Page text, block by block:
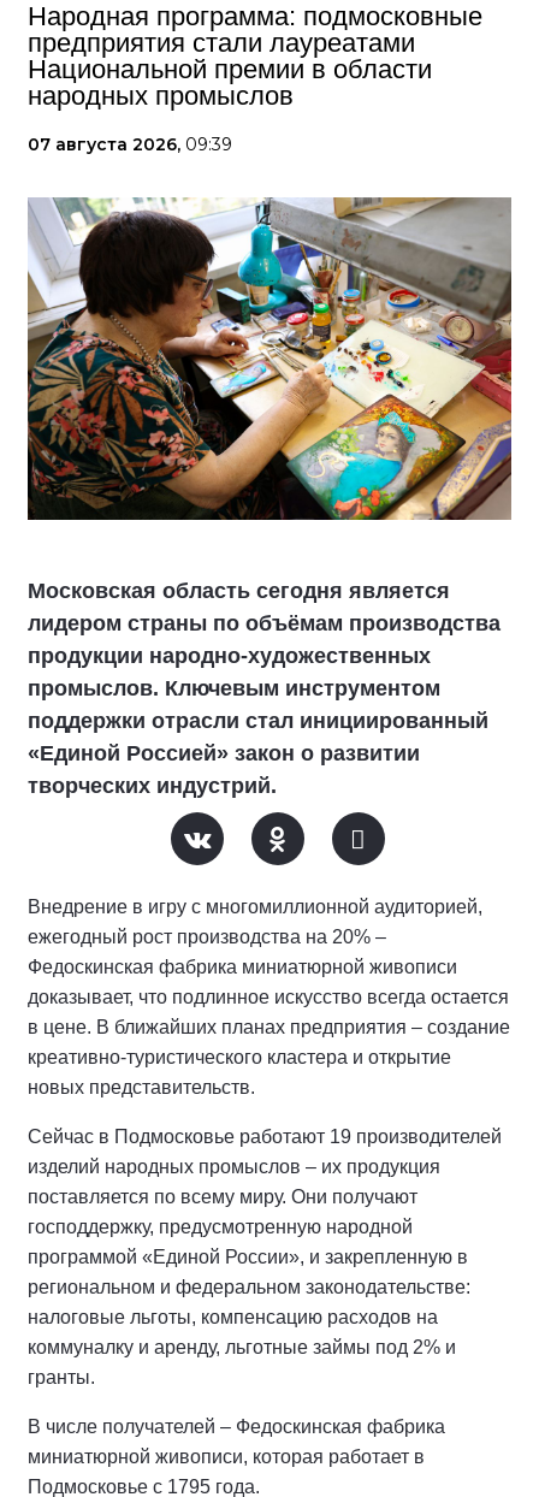
Народная программа: подмосковные
предприятия стали лауреатами
Национальной премии в области
народных промыслов
07 августа 2026, 09:39
Московская область сегодня является
лидером страны по объёмам производства
продукции народно-художественных
промыслов. Ключевым инструментом
поддержки отрасли стал инициированный
«Единой Россией» закон о развитии
творческих индустрий.
Внедрение в игру с многомиллионной аудиторией,
ежегодный рост производства на 20% –
Федоскинская фабрика миниатюрной живописи
доказывает, что подлинное искусство всегда остается
в цене. В ближайших планах предприятия – создание
креативно-туристического кластера и открытие
новых представительств.
Сейчас в Подмосковье работают 19 производителей
изделий народных промыслов – их продукция
поставляется по всему миру. Они получают
господдержку, предусмотренную народной
программой «Единой России», и закрепленную в
региональном и федеральном законодательстве:
налоговые льготы, компенсацию расходов на
коммуналку и аренду, льготные займы под 2% и
гранты.
В числе получателей – Федоскинская фабрика
миниатюрной живописи, которая работает в
Подмосковье с 1795 года.